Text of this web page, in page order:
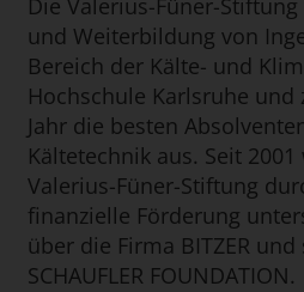
Die Valerius-Füner-
und Weiterbildung von
Bereich der Kälte- und
Hochschule Karlsruhe
Jahr die besten
Kältetechnik aus. Seit
Valerius-Füner-Stiftung
finanzielle Förderung
über die Firma BITZER
SCHAUFLER FOUNDATION.